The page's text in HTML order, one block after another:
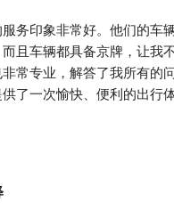
务印象非常好。他们的车
且车辆都具备京牌，让我
常专业，解答了我所有的
了一次愉快、便利的出行体